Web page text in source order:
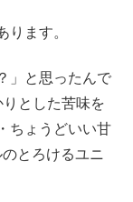
ります。
」と思ったんで
とした苦味を
ちょうどいい甘
とろけるユニ